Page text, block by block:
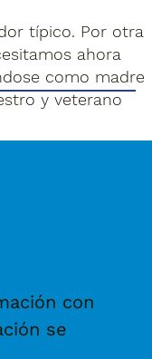
típico. Por otra
ahora
como madre
y veterano
con
se